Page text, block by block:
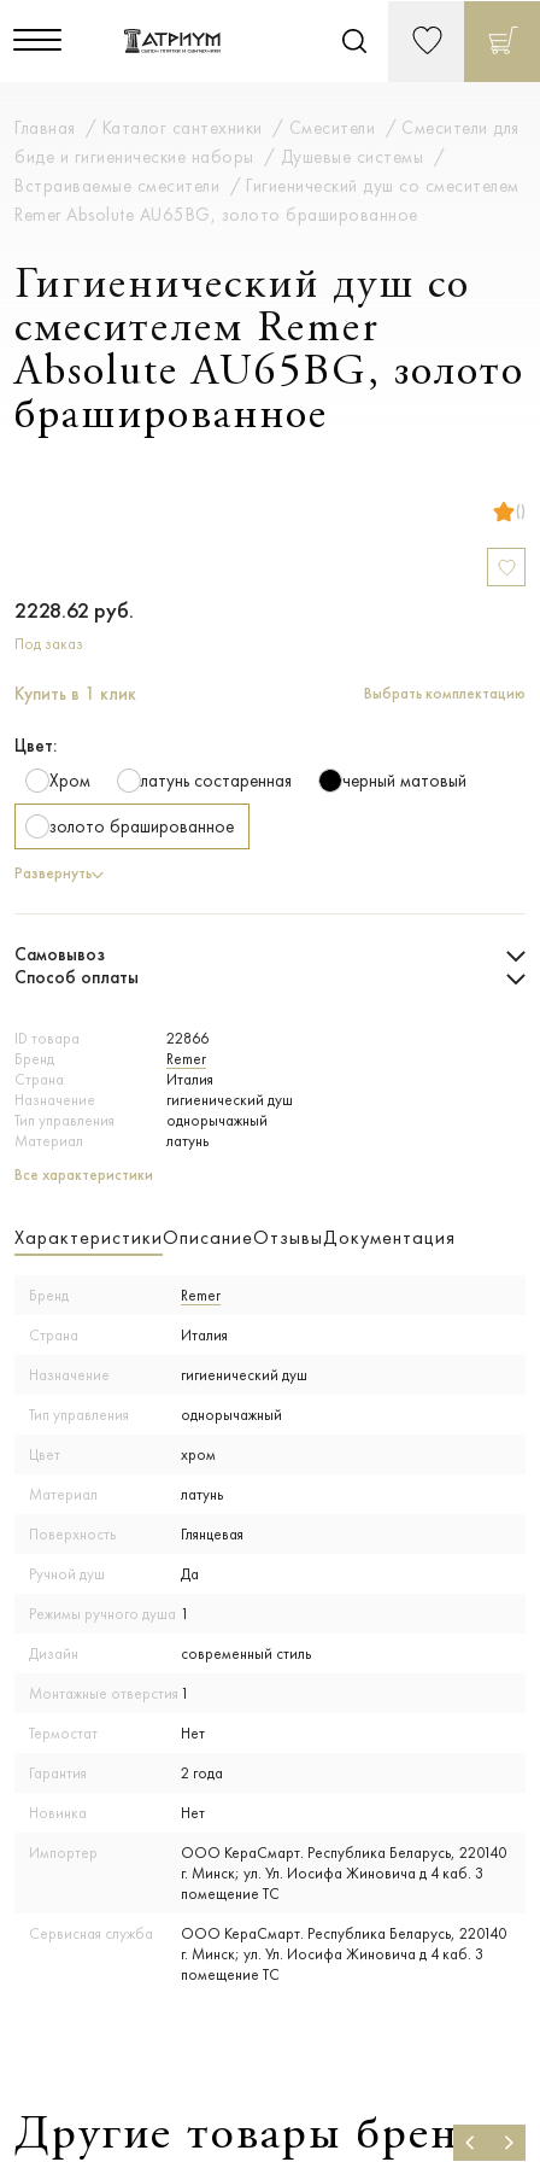
Главная Каталог сантехники Смесители
Смесители для
биде и гигиенические наборы
Душевые системы
Встраиваемые смесители
Гигиенический душ со смесителем
Remer Absolute AU65BG, золото брашированное
Гигиенический душ со
смесителем Remer
Absolute AU65BG, золото
брашированное
()
ID товара
22866
Бренд
Remer
Страна
Италия
Назначение
гигиенический душ
Тип управления
однорычажный
Материал
латунь
Все характеристики
2228.62 руб.
Под заказ
Купить в 1 клик Выбрать комплектацию
Цвет:
Хром
латунь состаренная черный матовый
золото брашированное
Развернуть
Самовывоз
Способ оплаты
ХарактеристикиОписаниеОтзывыДокументация
Бренд Remer
Страна Италия
Назначение гигиенический душ
Тип управления однорычажный
Цвет хром
Материал латунь
Поверхность Глянцевая
Ручной душ Да
Режимы ручного душа 1
Дизайн современный стиль
Монтажные отверстия 1
Термостат Нет
Гарантия 2 года
Новинка Нет
Импортер
ООО КераСмарт. Республика Беларусь, 220140
г. Минск; ул. Ул. Иосифа Жиновича д 4 каб. 3
помещение ТС
Сервисная служба
ООО КераСмарт. Республика Беларусь, 220140
г. Минск; ул. Ул. Иосифа Жиновича д 4 каб. 3
помещение ТС
Другие товары бренда